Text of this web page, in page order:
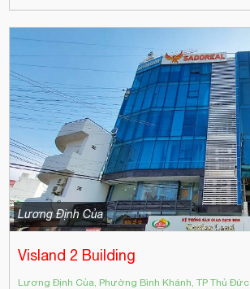
Lương Định Của
Visland 2 Building
Lương Định Của, Phường Bình Khánh, TP Thủ Đức